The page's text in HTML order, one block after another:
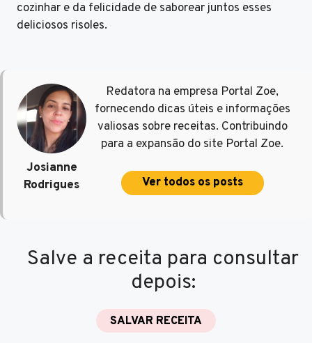
cozinhar e da felicidade de saborear juntos esses
deliciosos risoles.
Josianne
Rodrigues
Redatora na empresa Portal Zoe,
fornecendo dicas úteis e informações
valiosas sobre receitas. Contribuindo
para a expansão do site Portal Zoe.
Ver todos os posts
Salve a receita para consultar
depois:
SALVAR RECEITA